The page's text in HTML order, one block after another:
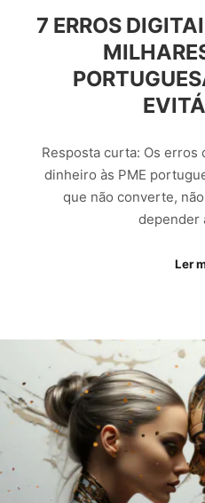
7 ERROS
Resposta curta: Os erros
dinheiro às PME
que não converte,
depender
Ler